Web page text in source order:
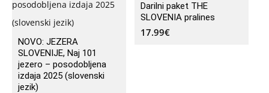
NOVO: JEZERA
SLOVENIJE, Naj 101
jezero – posodobljena
izdaja 2025 (slovenski
jezik)
Darilni paket THE
SLOVENIA pralines
17.99€